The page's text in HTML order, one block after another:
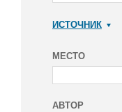
ИСТОЧНИК
МЕСТО
АВТОР